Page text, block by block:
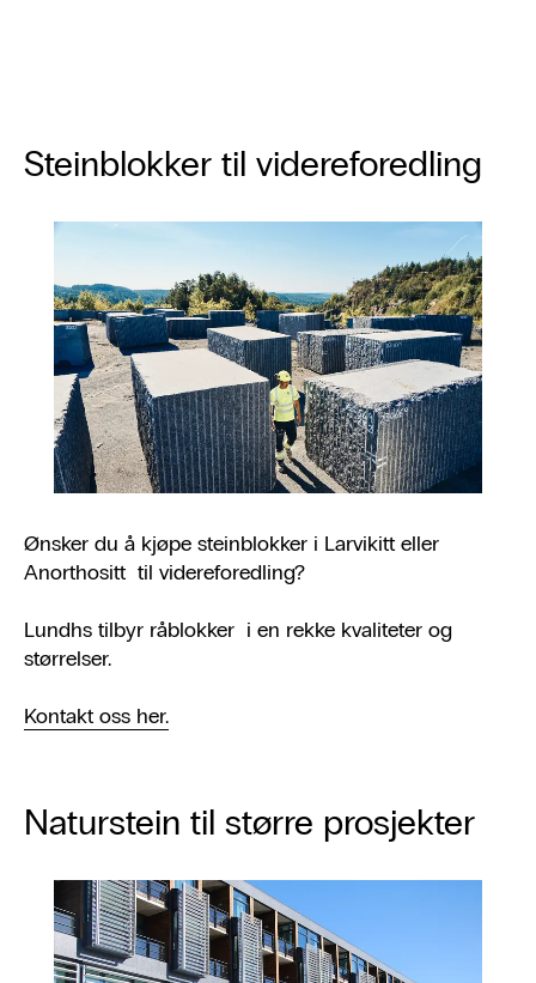
Steinblokker til videreforedling
Ønsker du å kjøpe steinblokker i Larvikitt eller
Anorthositt til videreforedling?
Lundhs tilbyr råblokker i en rekke kvaliteter og
størrelser.
Kontakt oss her.
Naturstein til større prosjekter